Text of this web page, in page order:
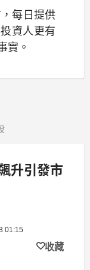
每日提供
資人更有
實。
升引發市
01:15
收藏